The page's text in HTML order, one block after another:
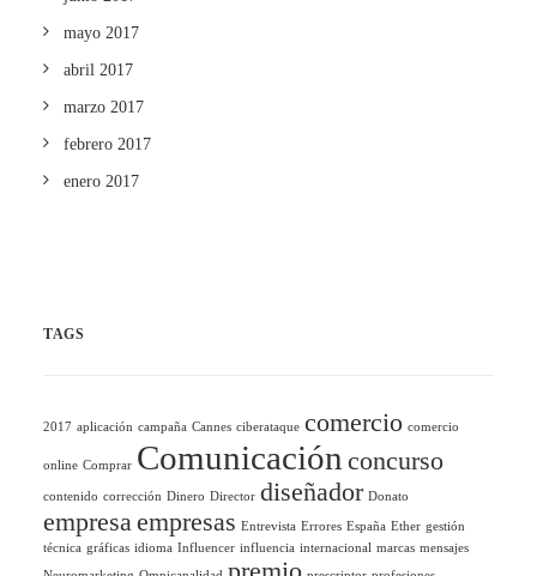
mayo 2017
abril 2017
marzo 2017
febrero 2017
enero 2017
TAGS
2017 aplicación campaña Cannes ciberataque comercio comercio
online Comprar Comunicación concurso
contenido corrección Dinero Director diseñador Donato
empresaempresas Entrevista Errores España Ether gestión
técnica gráficas idioma Influencer influencia internacional marcas mensajes